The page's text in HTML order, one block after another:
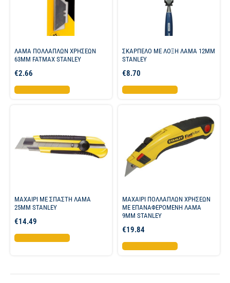
ΛΑΜΑ ΠΟΛΛΑΠΛΩΝ ΧΡΗΣΕΩΝ
63ΜΜ FATMAX STANLEY
€2.66
Προσθήκη στο καλάθι
ΣΚΑΡΠΕΛΟ ΜΕ ΛΟΞΗ ΛΑΜΑ 12MM
STANLEY
€8.70
Προσθήκη στο καλάθι
ΜΑΧΑΙΡΙ ME ΣΠΑΣΤΗ ΛΑΜΑ
25ΜΜ STANLEY
€14.49
Προσθήκη στο καλάθι
ΜΑΧΑΙΡΙ ΠΟΛΛΑΠΛΩΝ ΧΡΗΣΕΩΝ
ΜΕ ΕΠΑΝΑΦΕΡΟΜΕΝΗ ΛΑΜΑ
9ΜΜ STANLEY
€19.84
Προσθήκη στο καλάθι